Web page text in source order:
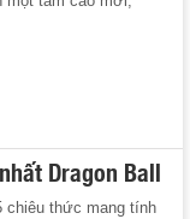
Dragon Ball
chiêu thức mang tính